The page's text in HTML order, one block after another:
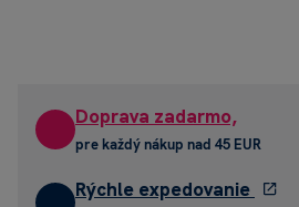
Doprava zadarmo,
pre každý nákup nad 45 EUR
Rýchle expedovanie